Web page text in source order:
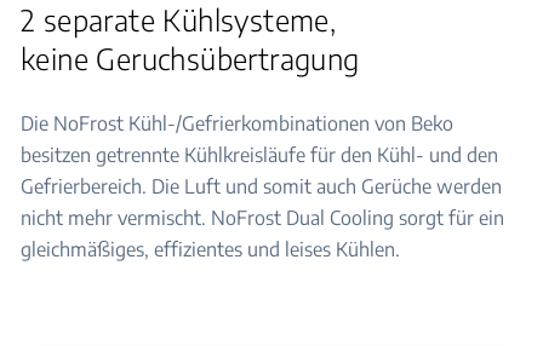
2 separate Kühlsysteme,
keine Geruchsübertragung
Die NoFrost Kühl-/Gefrierkombinationen von Beko
besitzen getrennte Kühlkreisläufe für den Kühl- und den
Gefrierbereich. Die Luft und somit auch Gerüche werden
nicht mehr vermischt. NoFrost Dual Cooling sorgt für ein
gleichmäßiges, effizientes und leises Kühlen.